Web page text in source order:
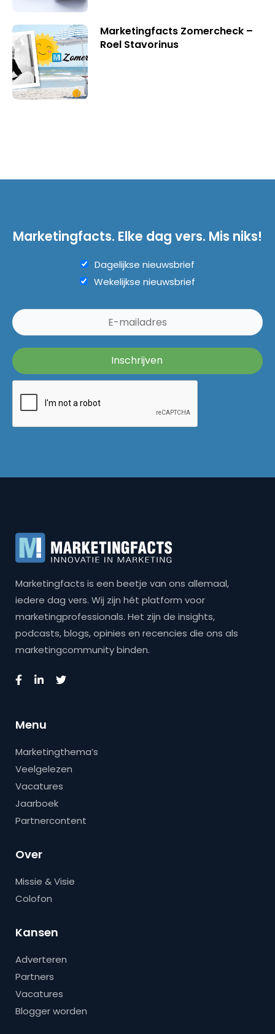
Marketingfacts Zomercheck –
Roel Stavorinus
Marketingfacts. Elke dag vers. Mis niks!
Dagelijkse nieuwsbrief
Wekelijkse nieuwsbrief
Marketingfacts is een beetje van ons allemaal,
iedere dag vers. Wij zijn hét platform voor
marketingprofessionals. Het zijn de insights,
podcasts, blogs, opinies en recencies die ons als
marketingcommunity binden.
Menu
Marketingthema’s
Veelgelezen
Vacatures
Jaarboek
Partnercontent
Over
Missie & Visie
Colofon
Kansen
Adverteren
Partners
Vacatures
Blogger worden